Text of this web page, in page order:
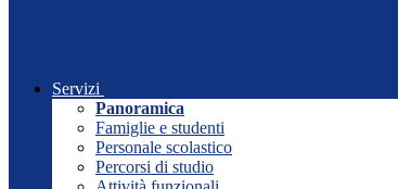
Servizi
Panoramica
Famiglie e studenti
Personale scolastico
Percorsi di studio